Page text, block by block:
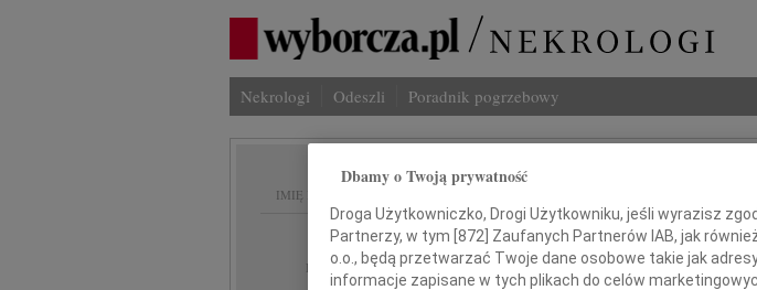
Nekrologi Odeszli Poradnik pogrzebowy
IMIĘ I NAZWISKO:
REGION: Kraków
DATA EMISJI: 23.04.2010
Dbamy o Twoją prywatność
Droga Użytkowniczko, Drogi Użytkowniku, jeśli wyrazisz
Partnerzy, w tym [ 872 ] Zaufanych Partnerów IAB, jak
o.o., będą przetwarzać Twoje dane osobowe takie jak
informacje zapisane w tych plikach do celów